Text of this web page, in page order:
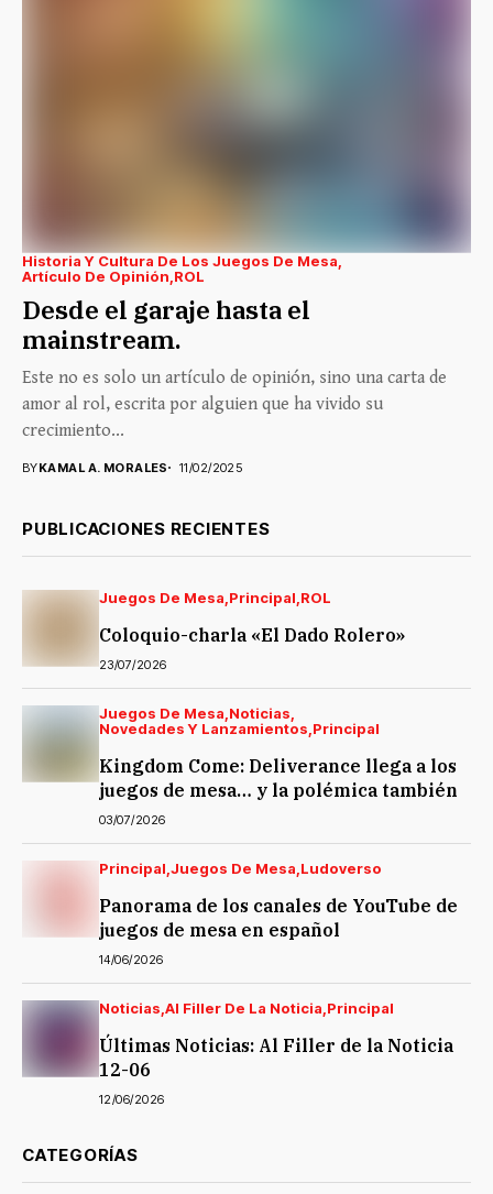
Historia Y Cultura De Los Juegos De Mesa
Artículo De Opinión ROL
Desde el garaje hasta el
mainstream.
Este no es solo un artículo de opinión, sino una carta de
amor al rol, escrita por alguien que ha vivido su
crecimiento...
BYKAMAL A. MORALES 11/02/2025
PUBLICACIONES RECIENTES
Juegos De Mesa Principal ROL
Coloquio-charla «El Dado Rolero»
23/07/2026
Juegos De Mesa Noticias
Novedades Y Lanzamientos Principal
Kingdom Come: Deliverance llega a los
juegos de mesa… y la polémica también
03/07/2026
Principal Juegos De Mesa Ludoverso
Panorama de los canales de YouTube de
juegos de mesa en español
14/06/2026
Noticias Al Filler De La Noticia Principal
Últimas Noticias: Al Filler de la Noticia
12-06
12/06/2026
CATEGORÍAS